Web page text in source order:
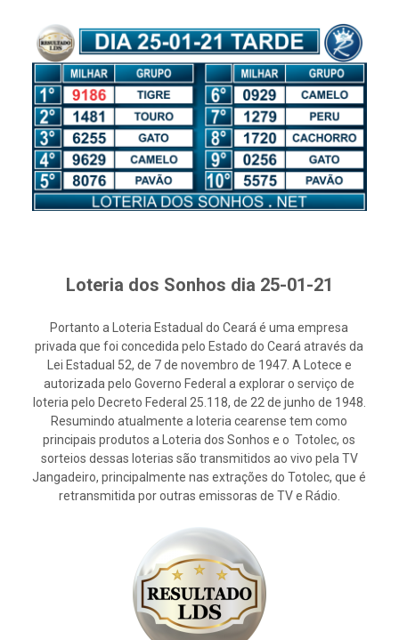
Loteria dos Sonhos dia 25-01-21
Portanto a Loteria Estadual do Ceará é uma empresa
privada que foi concedida pelo Estado do Ceará através da
Lei Estadual 52, de 7 de novembro de 1947. A Lotece e
autorizada pelo Governo Federal a explorar o serviço de
loteria pelo Decreto Federal 25.118, de 22 de junho de 1948.
Resumindo atualmente a loteria cearense tem como
principais produtos a Loteria dos Sonhos e o Totolec, os
sorteios dessas loterias são transmitidos ao vivo pela TV
Jangadeiro, principalmente nas extrações do Totolec, que é
retransmitida por outras emissoras de TV e Rádio.